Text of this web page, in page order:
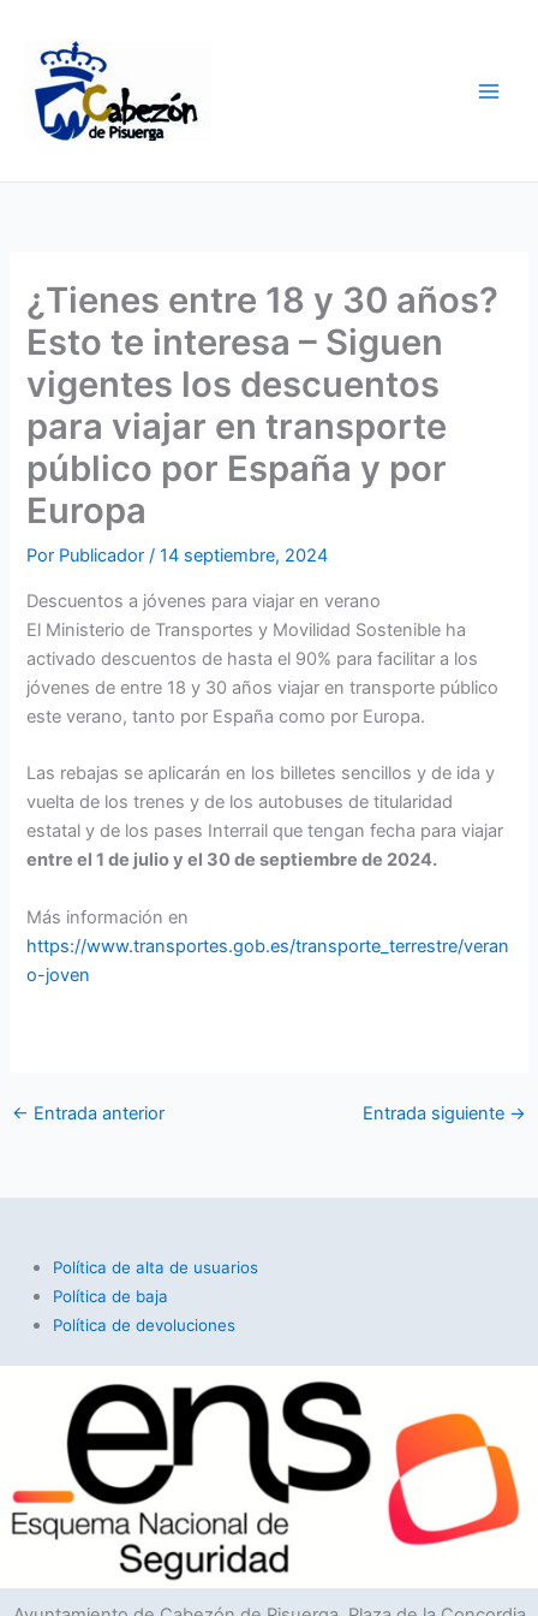
contenido
¿Tienes entre 18 y 30 años?
Esto te interesa – Siguen
vigentes los descuentos
para viajar en transporte
público por España y por
Europa
Por Publicador/14 septiembre, 2024
Descuentos a jóvenes para viajar en verano
El Ministerio de Transportes y Movilidad Sostenible ha
activado descuentos de hasta el 90% para facilitar a los
jóvenes de entre 18 y 30 años viajar en transporte público
este verano, tanto por España como por Europa.
Las rebajas se aplicarán en los billetes sencillos y de ida y
vuelta de los trenes y de los autobuses de titularidad
estatal y de los pases Interrail que tengan fecha para viajar
entre el 1 de julio y el 30 de septiembre de 2024.
Más información en
https://www.transportes.gob.es/transporte_terrestre/veran
o-joven
← Entrada anterior Entrada siguiente →
Política de alta de usuarios
Política de baja
Política de devoluciones